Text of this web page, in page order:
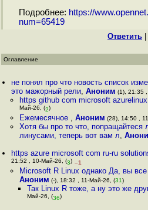
Подробнее: https://
num=65419
Ответить
Оглавление
не понял про что новость список
это мажорный рели,Аноним (1), 21:35
https github com microsoft
Май-26, (2)
Ежемесячное , Аноним (28), 14:50 ,
Хотя бы про то что, попращайтеся
линусами, теперь вот вам л,
https azure microsoft com ru-ru
21:52 , 10-Май-26, (3) –1
Microsoft R Linux однако Да, вы
Аноним (-), 18:32 , 11-Май-26, (31)
Так Linux R тоже, а ну это же
Май-26, (36)